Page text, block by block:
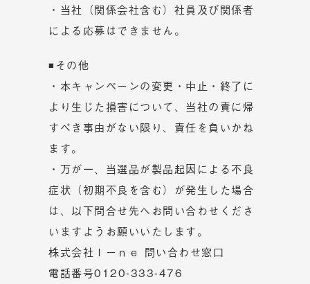
・当社（関係会社含む）社員及び関係者
による応募はできません。
◾その他
・本キャンペーンの変更・中止・終了に
より生じた損害について、当社の責に帰
すべき事由がない限り、責任を負いかね
ます。
・万が一、当選品が製品起因による不良
症状（初期不良を含む）が発生した場合
は、以下問合せ先へお問い合わせくださ
いますようお願いいたします。
株式会社Ｉーｎｅ 問い合わせ窓口
電話番号0120-333-476